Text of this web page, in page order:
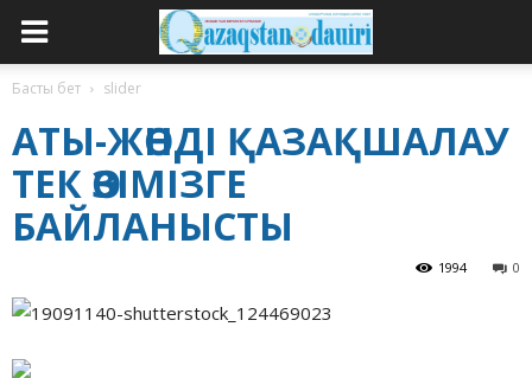
Басты бет slider
АТЫ-ЖӨНДІ ҚАЗАҚШАЛАУ
ТЕК ӨЗІМІЗГЕ
БАЙЛАНЫСТЫ
0
1994